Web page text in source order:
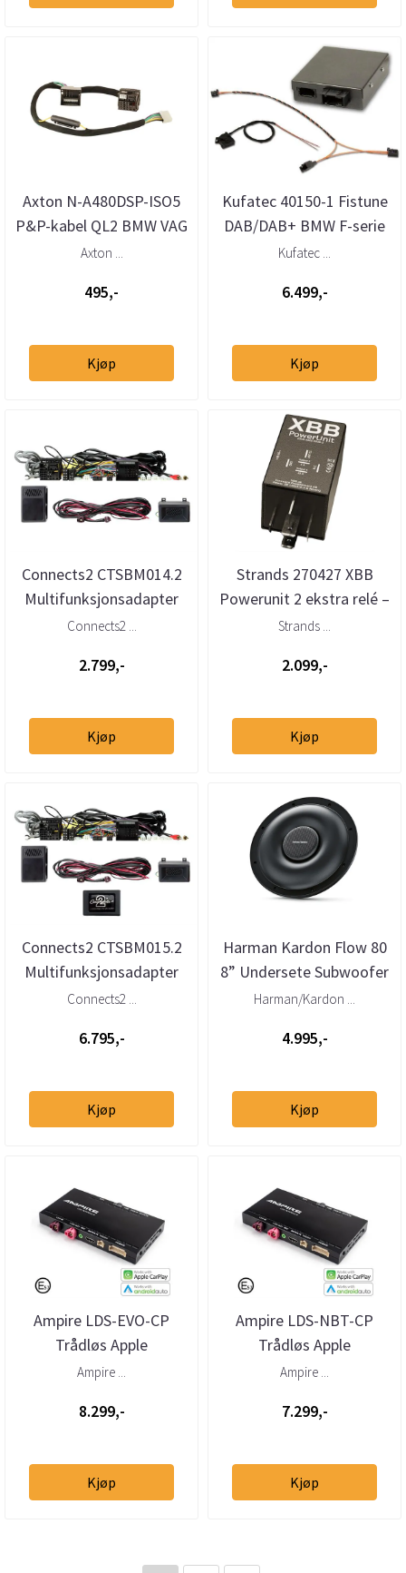
Axton N-A480DSP-ISO5
P&P-kabel QL2 BMW VAG
MB Ford m.fl 1,5m
Axton ...
495,-
Kjøp
Kufatec 40150-1 Fistune
DAB/DAB+ BMW F-serie
med NBT eller NBT
Kufatec ...
6.499,-
Kjøp
Connects2 CTSBM014.2
Multifunksjonsadapter
BMW 1-/2-/3-/4-serie
Connects2 ...
2.799,-
Kjøp
Strands 270427 XBB
Powerunit 2 ekstra relé –
2 utganger (12–24V)
Strands ...
2.099,-
Kjøp
Connects2 CTSBM015.2
Multifunksjonsadapter
BMW 1-/2-/3-/4-serie
Connects2 ...
6.795,-
Kjøp
Harman Kardon Flow 80
8” Undersete Subwoofer
4 Ohm 125W RMS
Harman/Kardon ...
4.995,-
Kjøp
Ampire LDS-EVO-CP
Trådløs Apple
Carplay/AndroidAuto
Ampire ...
8.299,-
Kjøp
Ampire LDS-NBT-CP
Trådløs Apple
CarPlay/Android Auto
Ampire ...
7.299,-
Kjøp